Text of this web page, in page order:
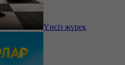
Үнсіз жүрек